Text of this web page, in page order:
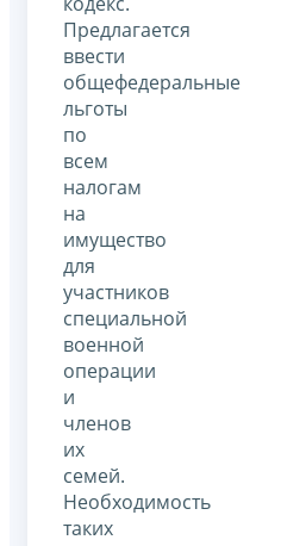
Предлагается
ввести
общефедеральные
льготы
по
всем
налогам
на
имущество
для
участников
специальной
военной
операции
и
членов
их
семей.
Необходимость
таких